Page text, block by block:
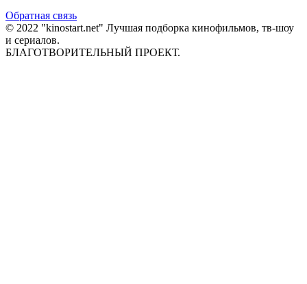
Обратная связь
© 2022 "kinostart.net" Лучшая подборка кинофильмов, тв-шоу
и сериалов.
БЛАГОТВОРИТЕЛЬНЫЙ ПРОЕКТ.